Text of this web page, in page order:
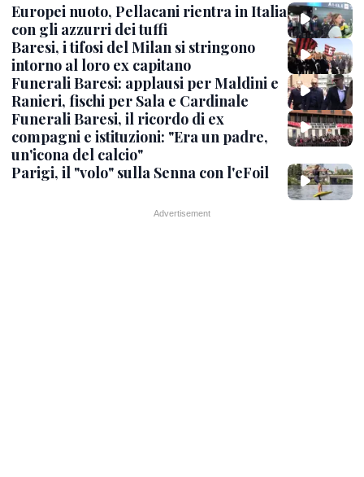
Europei nuoto, Pellacani rientra in Italia
con gli azzurri dei tuffi
Baresi, i tifosi del Milan si stringono
intorno al loro ex capitano
Funerali Baresi: applausi per Maldini e
Ranieri, fischi per Sala e Cardinale
Funerali Baresi, il ricordo di ex
compagni e istituzioni: "Era un padre,
un'icona del calcio"
Parigi, il "volo" sulla Senna con l'eFoil